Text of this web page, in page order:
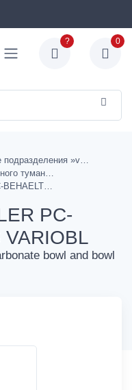
? 0
Сервисные подразделения »variobloc«
PC-
VARIOBL
bowl and bowl